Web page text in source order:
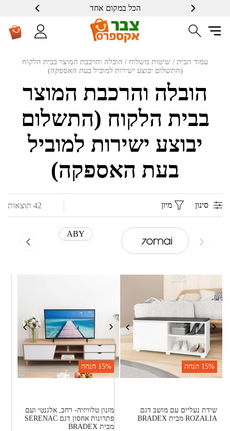
הכל במקום אחד
שרות ברמה גבוה
עמוד הבית / שיטות משלוח / הובלה והרכבת המוצר בבית הלקוח
(התשלום יבוצע ישירות למוביל בעת האספקה)
הובלה והרכבת המוצר
בבית הלקוח (התשלום
יבוצע ישירות למוביל
בעת האספקה)
סינון מיון 42 תוצאות
ABY
15% הנחה
שידת נעליים עם מושב דגם
ROZALIA מבית BRADEX
15% הנחה
מזנון טלוויזיה- רחב, אלגנטי ועם
פתרונות אחסון דגם SERENAC
מבית BRADEX